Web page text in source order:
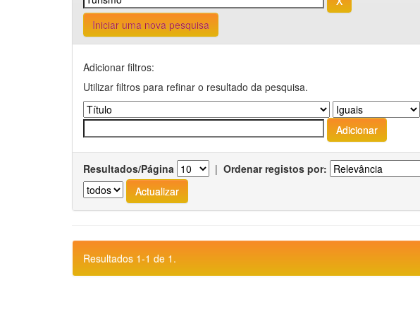
Iniciar uma nova pesquisa
Adicionar filtros:
Utilizar filtros para refinar o resultado da pesquisa.
Resultados/Página | Ordenar registos por:
Resultados 1-1 de 1.